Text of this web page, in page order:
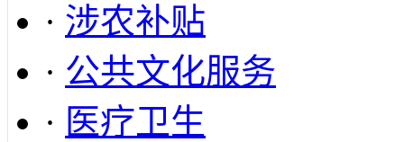
· 涉农补贴
· 公共文化服务
· 医疗卫生